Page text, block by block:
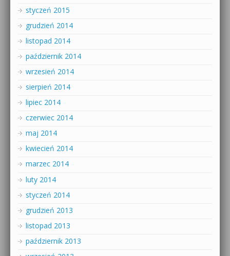
styczeń 2015
grudzień 2014
listopad 2014
październik 2014
wrzesień 2014
sierpień 2014
lipiec 2014
czerwiec 2014
maj 2014
kwiecień 2014
marzec 2014
luty 2014
styczeń 2014
grudzień 2013
listopad 2013
październik 2013